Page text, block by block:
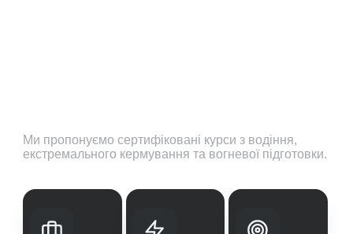
Ми пропонуємо сертифіковані курси з водіння,
екстремального кермування та вогневої підготовки.